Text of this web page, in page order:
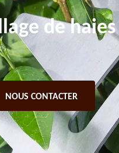
de
NOUS CONTACTER